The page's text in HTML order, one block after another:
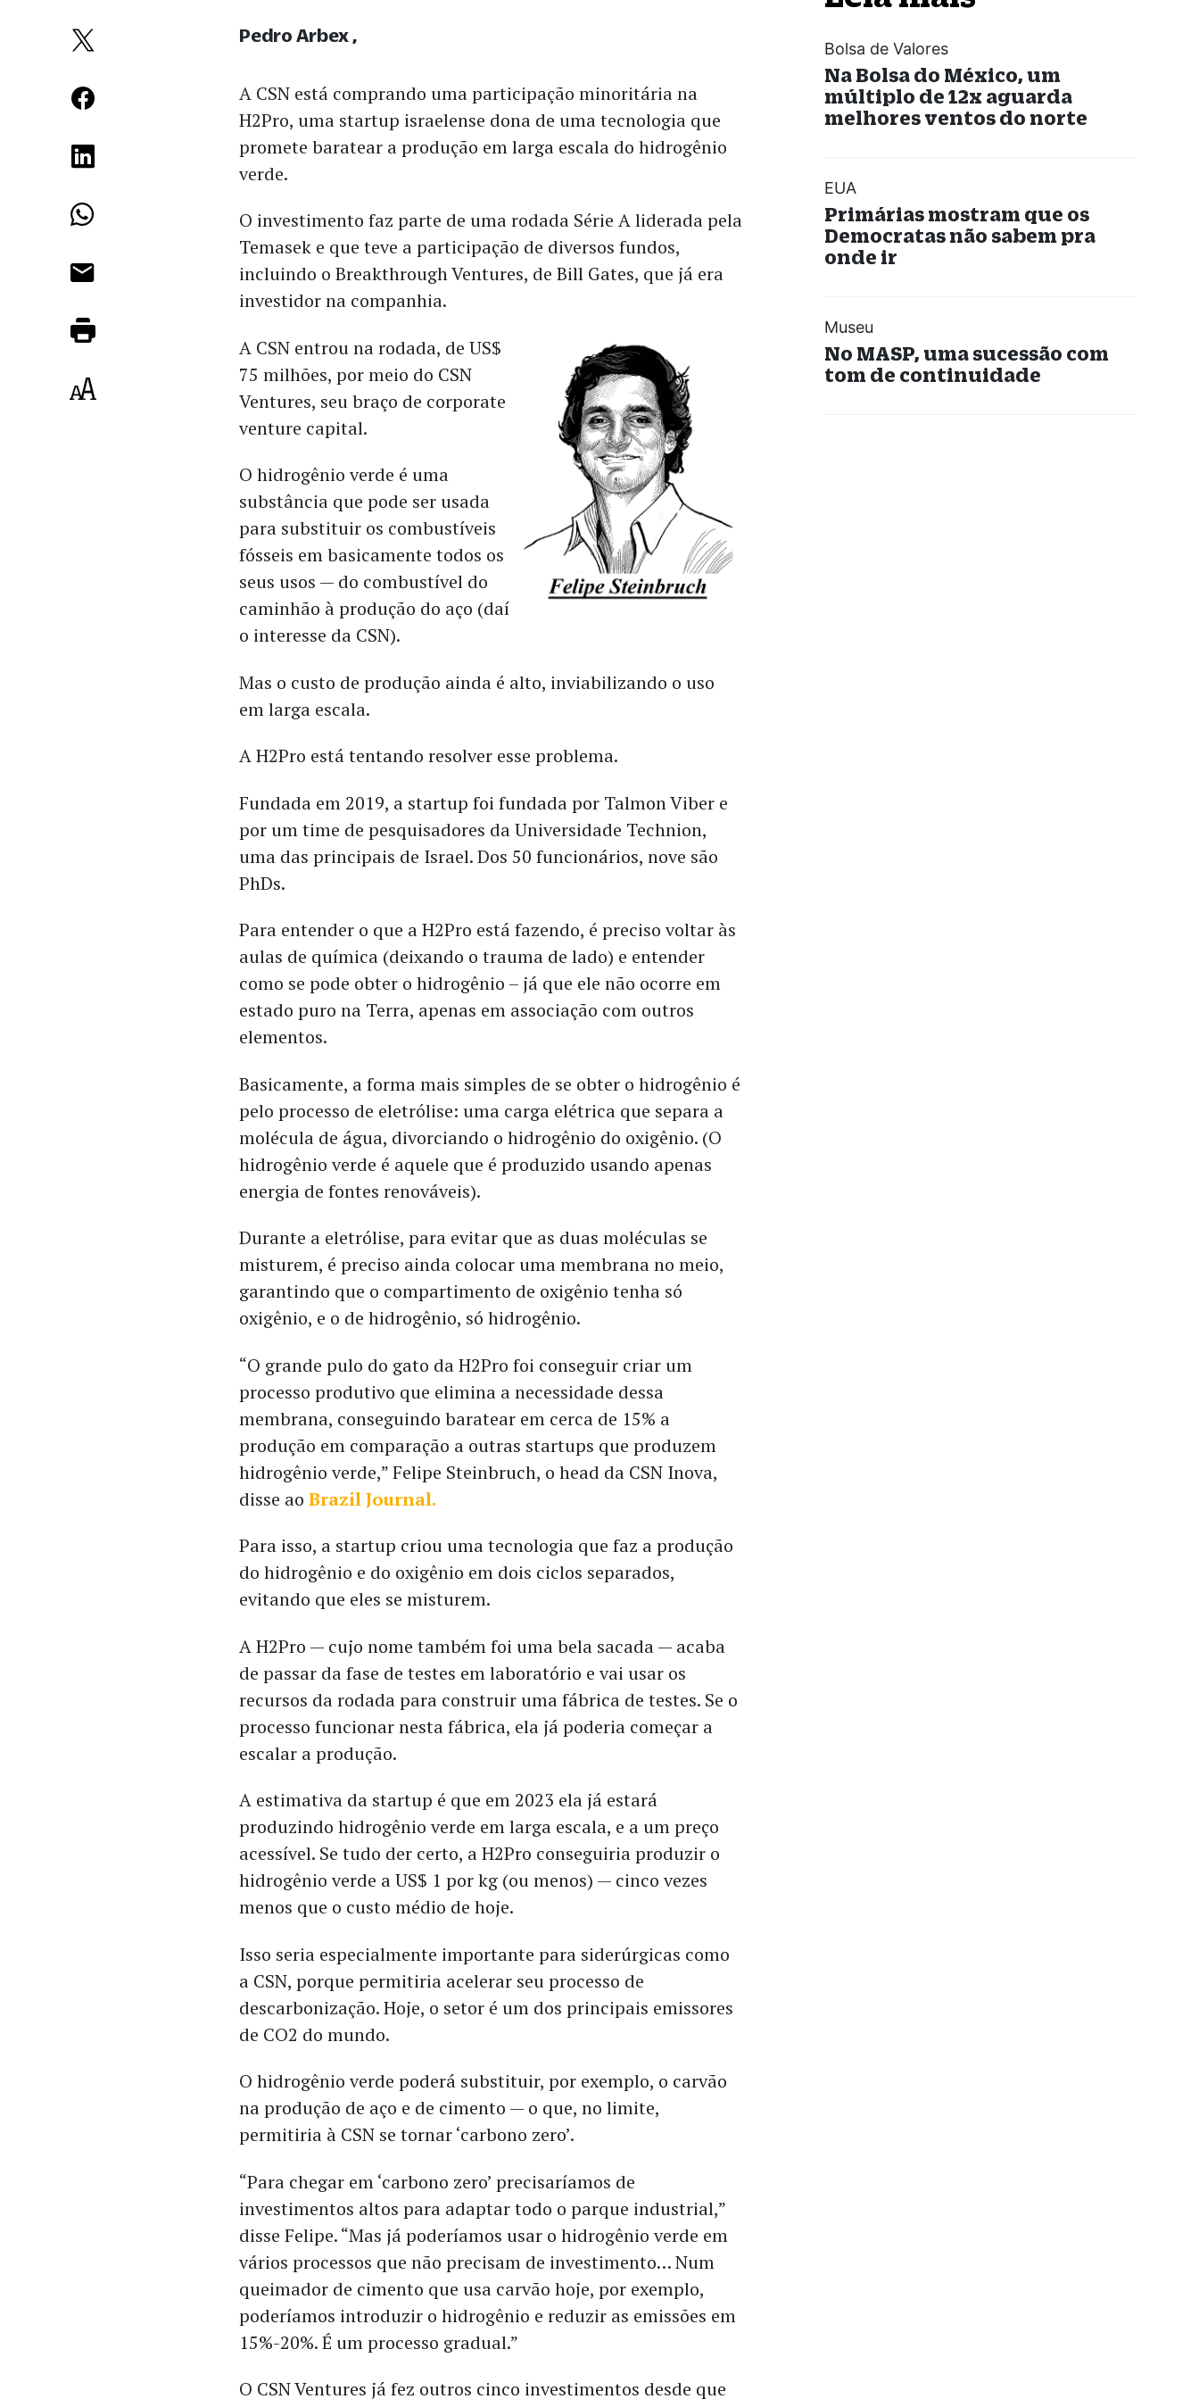
A CSN está comprando uma participação minoritária na
H2Pro, uma startup israelense dona de uma tecnologia que
promete baratear a produção em larga escala do hidrogênio
verde.
O investimento faz parte de uma rodada Série A liderada pela
Temasek e que teve a participação de diversos fundos,
incluindo o Breakthrough Ventures, de Bill Gates, que já era
investidor na companhia.
A CSN entrou na rodada, de US$
75 milhões, por meio do CSN
Ventures, seu braço de corporate
venture capital.
O hidrogênio verde é uma
substância que pode ser usada
para substituir os combustíveis
fósseis em basicamente todos os
seus usos — do combustível do
caminhão à produção do aço (daí
o interesse da CSN).
Mas o custo de produção ainda é alto, inviabilizando o uso
em larga escala.
A H2Pro está tentando resolver esse problema.
Fundada em 2019, a startup foi fundada por Talmon Viber e
por um time de pesquisadores da Universidade Technion,
uma das principais de Israel. Dos 50 funcionários, nove são
PhDs.
Para entender o que a H2Pro está fazendo, é preciso voltar às
aulas de química (deixando o trauma de lado) e entender
como se pode obter o hidrogênio – já que ele não ocorre em
estado puro na Terra, apenas em associação com outros
elementos.
Basicamente, a forma mais simples de se obter o hidrogênio é
pelo processo de eletrólise: uma carga elétrica que separa a
molécula de água, divorciando o hidrogênio do oxigênio. (O
hidrogênio verde é aquele que é produzido usando apenas
energia de fontes renováveis).
Durante a eletrólise, para evitar que as duas moléculas se
misturem, é preciso ainda colocar uma membrana no meio,
garantindo que o compartimento de oxigênio tenha só
oxigênio, e o de hidrogênio, só hidrogênio.
“O grande pulo do gato da H2Pro foi conseguir criar um
processo produtivo que elimina a necessidade dessa
membrana, conseguindo baratear em cerca de 15% a
produção em comparação a outras startups que produzem
hidrogênio verde,” Felipe Steinbruch, o head da CSN Inova,
disse aoBrazil Journal.
Para isso, a startup criou uma tecnologia que faz a produção
do hidrogênio e do oxigênio em dois ciclos separados,
evitando que eles se misturem.
A H2Pro — cujo nome também foi uma bela sacada — acaba
de passar da fase de testes em laboratório e vai usar os
recursos da rodada para construir uma fábrica de testes. Se o
processo funcionar nesta fábrica, ela já poderia começar a
escalar a produção.
A estimativa da startup é que em 2023 ela já estará
produzindo hidrogênio verde em larga escala, e a um preço
acessível. Se tudo der certo, a H2Pro conseguiria produzir o
hidrogênio verde a US$ 1 por kg (ou menos) — cinco vezes
menos que o custo médio de hoje.
Isso seria especialmente importante para siderúrgicas como
a CSN, porque permitiria acelerar seu processo de
descarbonização. Hoje, o setor é um dos principais emissores
de CO2 do mundo.
O hidrogênio verde poderá substituir, por exemplo, o carvão
na produção de aço e de cimento — o que, no limite,
permitiria à CSN se tornar ‘carbono zero’.
“Para chegar em ‘carbono zero’ precisaríamos de
investimentos altos para adaptar todo o parque industrial,”
disse Felipe. “Mas já poderíamos usar o hidrogênio verde em
vários processos que não precisam de investimento… Num
queimador de cimento que usa carvão hoje, por exemplo,
poderíamos introduzir o hidrogênio e reduzir as emissões em
15%-20%. É um processo gradual.”
O CSN Ventures já fez outros cinco investimentos desde que
Pedro Arbex
Bolsa de Valores
Na Bolsa do México, um
múltiplo de 12x aguarda
melhores ventos do norte
EUA
Primárias mostram que os
Democratas não sabem pra
onde ir
Museu
No MASP, uma sucessão com
tom de continuidade